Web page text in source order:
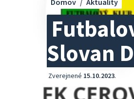
Slovan
Domov Aktuality
Zverejnené 15.10.2023.